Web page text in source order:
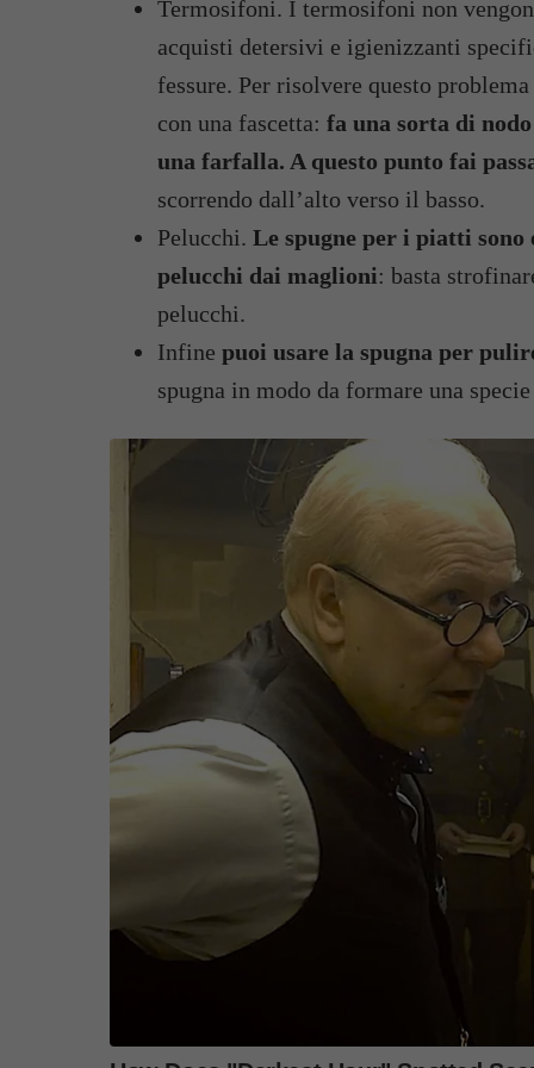
Termosifoni. I termosifoni non
acquisti detersivi e igienizzanti
fessure. Per risolvere questo
con una fascetta: fa una sorta di
una farfalla. A questo punto fai
scorrendo dall’alto verso il basso.
Pelucchi. Le spugne per i piatti
pelucchi dai maglioni: basta
pelucchi.
Infine puoi usare la spugna per
spugna in modo da formare una